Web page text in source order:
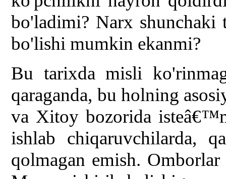
bo'ladimi? Narx
bo'lishi mumkin ekanmi?
Bu tarixda misli
qaraganda, bu holning
va Xitoy bozorida
ishlab chiqaruvchilarda,
qolmagan emish.